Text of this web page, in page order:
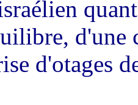
d'une
d'otages